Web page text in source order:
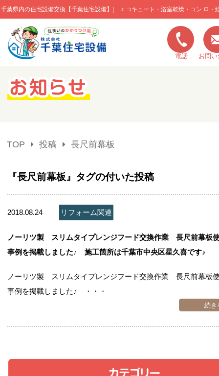
千葉県内の住宅設備交換【千葉住宅設備】| エコキュート・浴室乾燥・コン ロ・
このページの本文へ移動
電話 お問
キャンペーン一覧
会社概要
TOP 投稿 長尺前幕板
『長尺前幕板』タグの付いた投稿
2018.08.24 リフォーム関連
ノーリツ製 スリムタイプレンジフード交換作業 長尺前幕板
事例を掲載しました♪ 施工箇所は千葉市中央区星久喜です♪
ノーリツ製 スリムタイプレンジフード交換作業 長尺前幕板
事例を掲載しました♪ ・・・
続き